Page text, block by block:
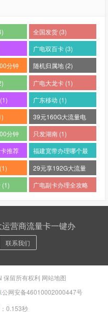
全国发货 (3)
广电双百卡 (3)
分钟
随机归属地 (2)
广电大龙卡 (1)
广东移动 (1)
39元160G大流量电
话卡 (1)
分钟
只发湖南 (1)
推荐
福建宽带办理哪个最
便宜 (1)
29元享192G大流量
(1)
(1)
广电副卡办理全攻略
营商流量卡一键办
联系我们
留所有权利 网站地图
公网安备46010002000447号
0.153秒